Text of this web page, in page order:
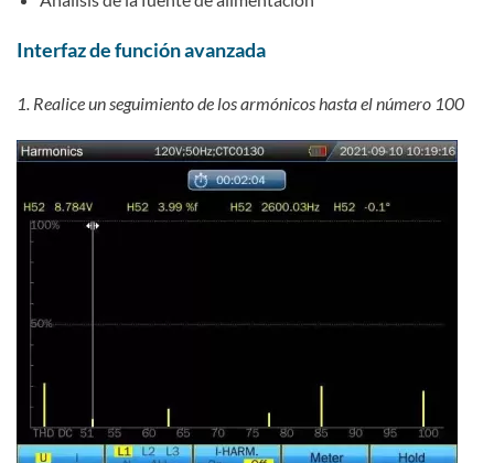
Interfaz de función avanzada
1. Realice un seguimiento de los armónicos hasta el número 100